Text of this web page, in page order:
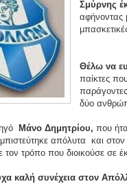
Σμύρνης
αφήνοντας
Θέλω να
παίκτες
δύο
Μάνο Δημητρίου, που
απόλυτα
και
τρόπο που διοικούσε σε
καλή συνέχεια στον